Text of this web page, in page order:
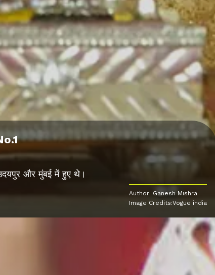
और मुंबई में हुए थे।
Author: Ganesh Mishra
Image Credits:Vogue india